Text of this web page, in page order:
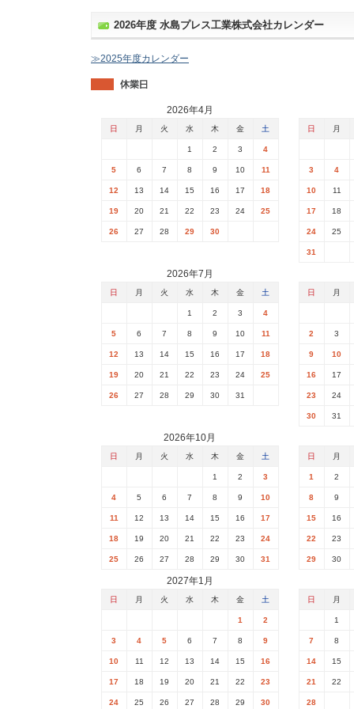
2026年度 水島プレス工業株式会社カレンダー
≫2025年度カレンダー
2026年4月
日 月 火 水 木 金 土
1 2 3 4
5 6 7 8 9 10 11
12 13 14 15 16 17 18
19 20 21 22 23 24 25
26 27 28 29 30
日 月
3 4
10 11
17 18
24 25
31
2026年7月
日 月 火 水 木 金 土
1 2 3 4
5 6 7 8 9 10 11
12 13 14 15 16 17 18
19 20 21 22 23 24 25
26 27 28 29 30 31
日 月
2 3
9 10
16 17
23 24
30 31
2026年10月
日 月 火 水 木 金 土
1 2 3
4 5 6 7 8 9 10
11 12 13 14 15 16 17
18 19 20 21 22 23 24
25 26 27 28 29 30 31
日 月
1 2
8 9
15 16
22 23
29 30
2027年1月
日 月 火 水 木 金 土
1 2
3 4 5 6 7 8 9
10 11 12 13 14 15 16
17 18 19 20 21 22 23
24 25 26 27 28 29 30
日 月
1
7 8
14 15
21 22
28